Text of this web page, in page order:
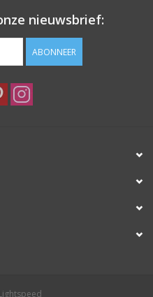
nieuwsbrief:
ABONNEER